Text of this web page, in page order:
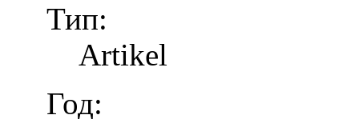
Тип:
Artikel
Год: